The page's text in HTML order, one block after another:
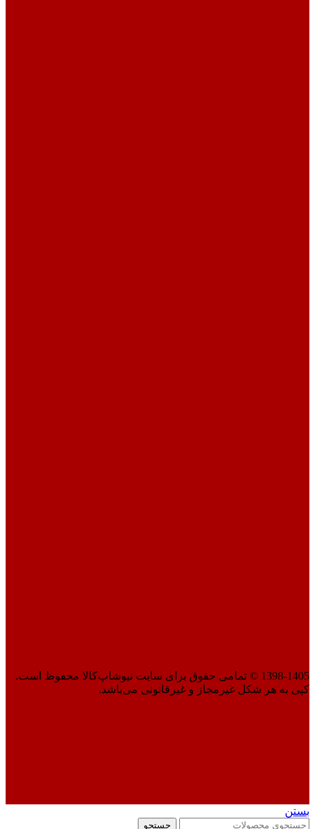
1398-1405 © تمامی حقوق برای سایت نیوشاپ‌کالا محفوظ است.
کپی به هر شکل غیرمجاز و غیرقانونی می‌باشد.
بستن
جستجو